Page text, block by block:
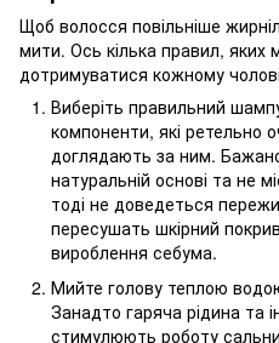
Щоб волосся повільніше
мити. Ось кілька правил, яких
дотримуватися кожному
Виберіть правильний
компоненти, які ретельно
доглядають за ним.
натуральній основі та не
тоді не доведеться
пересушать шкірний
вироблення себума.
Мийте голову теплою
Занадто гаряча рідина та
стимулюють роботу